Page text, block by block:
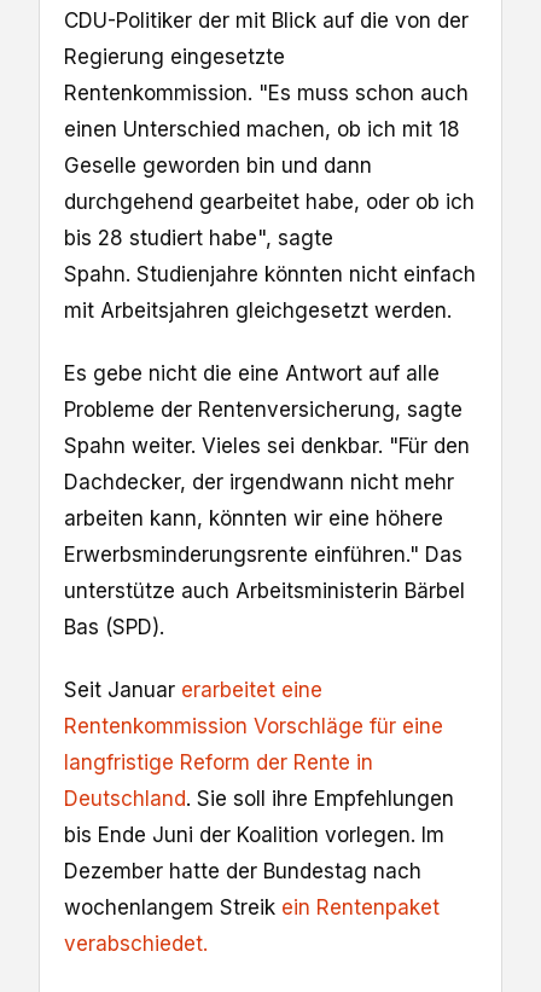
CDU-Politiker der mit Blick auf die von der
Regierung eingesetzte
Rentenkommission. "Es muss schon auch
einen Unterschied machen, ob ich mit 18
Geselle geworden bin und dann
durchgehend gearbeitet habe, oder ob ich
bis 28 studiert habe", sagte
Spahn. Studienjahre könnten nicht einfach
mit Arbeitsjahren gleichgesetzt werden.
Es gebe nicht die eine Antwort auf alle
Probleme der Rentenversicherung, sagte
Spahn weiter. Vieles sei denkbar. "Für den
Dachdecker, der irgendwann nicht mehr
arbeiten kann, könnten wir eine höhere
Erwerbsminderungsrente einführen." Das
unterstütze auch Arbeitsministerin Bärbel
Bas (SPD).
Seit Januar erarbeitet eine
Rentenkommission Vorschläge für eine
langfristige Reform der Rente in
Deutschland. Sie soll ihre Empfehlungen
bis Ende Juni der Koalition vorlegen. Im
Dezember hatte der Bundestag nach
wochenlangem Streik ein Rentenpaket
verabschiedet.